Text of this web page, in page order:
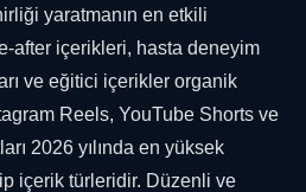
yaratmanın en etkili
after içerikleri, hasta deneyim
ve eğitici içerikler organik
Reels, YouTube Shorts ve
2026 yılında en yüksek
içerik türleridir. Düzenli ve